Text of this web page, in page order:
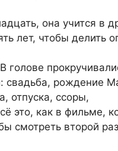
она учится в
лет, чтобы делить
голове
свадьба, рождение
отпуска, ссоры,
это, как в фильме,
смотреть второй